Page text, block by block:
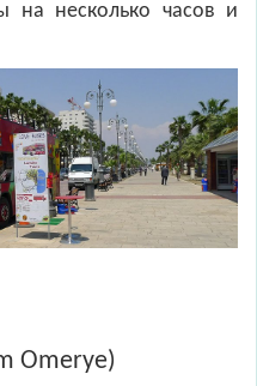
на несколько часов и
Omerye)